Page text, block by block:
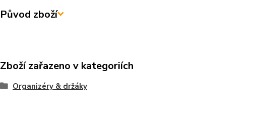
Původ zboží
Zboží zařazeno v kategoriích
Organizéry & držáky